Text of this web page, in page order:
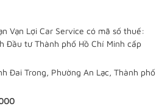
Vạn Lợi Car Service có mã số thuế:
Đầu tư Thành phố Hồ Chí Minh cấp
Đai Trong, Phường An Lạc, Thành phố